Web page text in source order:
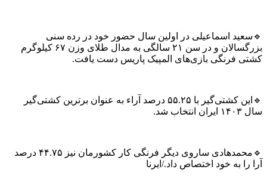
اسماعیلی در اولین سال حضور خود در رده سنی
بزرگسالان و در سن ۲۱ سالگی به مدال طلای وزن ۶۷ کیلوگرم
فرنگی بازی‌های المپیک پاریس دست یافت.
🔹این کشتی‌گیر با ۵۵.۲۵ درصد آراء به عنوان برترین کشتی‌گیر
انتخاب شد.
🔹محمدهادی ساروی دیگر فرنگی کار کشورمان نیز ۴۴.۷۵ درصد
را به خود اختصاص داد‌./ایرنا